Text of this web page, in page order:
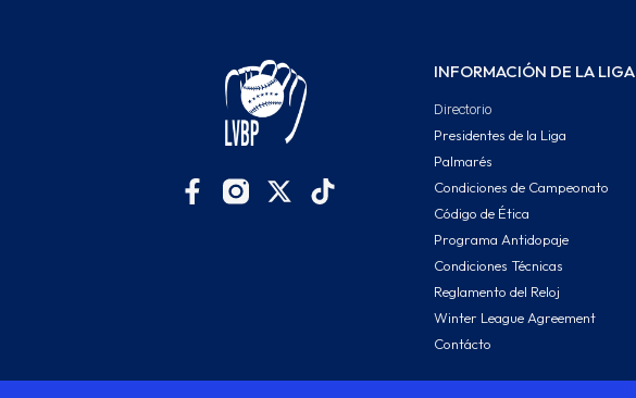
INFORMACIÓN DE LA LIGA
Directorio
Presidentes de la Liga
Palmarés
Condiciones de Campeonato
Código de Ética
Programa Antidopaje
Condiciones Técnicas
Reglamento del Reloj
Winter League Agreement
Contácto